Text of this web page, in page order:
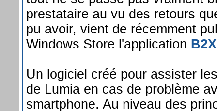
prestataire au vu des retours
pu avoir, vient de récemment
Windows Store l'application
Un logiciel créé pour assister
de Lumia en cas de problème
smartphone. Au niveau des